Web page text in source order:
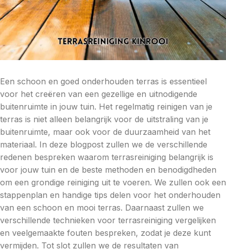
Een schoon en goed onderhouden terras is essentieel
voor het creëren van een gezellige en uitnodigende
buitenruimte in jouw tuin. Het regelmatig reinigen van je
terras is niet alleen belangrijk voor de uitstraling van je
buitenruimte, maar ook voor de duurzaamheid van het
materiaal. In deze blogpost zullen we de verschillende
redenen bespreken waarom terrasreiniging belangrijk is
voor jouw tuin en de beste methoden en benodigdheden
om een grondige reiniging uit te voeren. We zullen ook een
stappenplan en handige tips delen voor het onderhouden
van een schoon en mooi terras. Daarnaast zullen we
verschillende technieken voor terrasreiniging vergelijken
en veelgemaakte fouten bespreken, zodat je deze kunt
vermijden. Tot slot zullen we de resultaten van